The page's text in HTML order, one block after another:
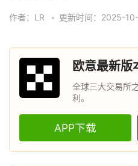
作者：LR • 更新时间：2025-
欧意最新版
全球三大交易所
利。
APP下载